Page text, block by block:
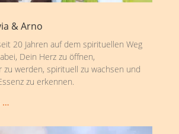
& Arno
20 Jahren auf dem spirituellen Weg
Dein Herz zu öffnen,
werden, spirituell zu wachsen und
zu erkennen.
…